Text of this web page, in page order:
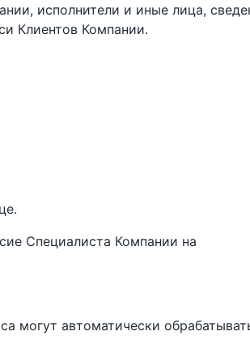
исполнители и иные лица,
Клиентов Компании.
Специалиста Компании на
могут автоматически